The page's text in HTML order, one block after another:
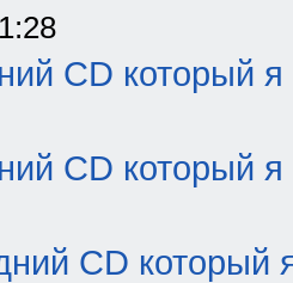
CD который я
CD который я
CD который